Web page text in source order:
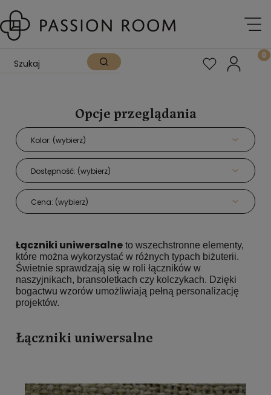
Opcje przeglądania
Kolor: (wybierz)
Dostępność: (wybierz)
Cena: (wybierz)
Łączniki uniwersalne to wszechstronne elementy,
które można wykorzystać w różnych typach biżuterii.
Świetnie sprawdzają się w roli łączników w
naszyjnikach, bransoletkach czy kolczykach. Dzięki
bogactwu wzorów umożliwiają pełną personalizację
projektów.
Łączniki uniwersalne